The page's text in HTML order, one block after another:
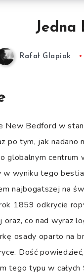
Jedna
Rafał Glapiak
New Bedford w
po tym, jak
globalnym
w wyniku tego
najbogatszej na
1859 odkrycie
co nad wyraz
osady oparto na
Dość
tego typu w